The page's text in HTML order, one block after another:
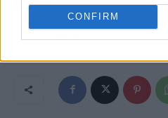
CONFIRM
liderada por EE.UU.